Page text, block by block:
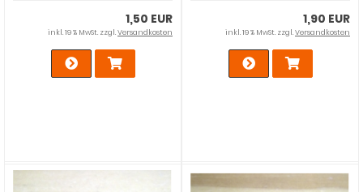
1,50 EUR
inkl. 19 % MwSt. zzgl.Versandkosten
1,90 EUR
inkl. 19 % MwSt. zzgl.Versandkosten